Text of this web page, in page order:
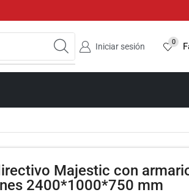
Iniciar sesión 0
Majestic con
2400*1000*750 mm